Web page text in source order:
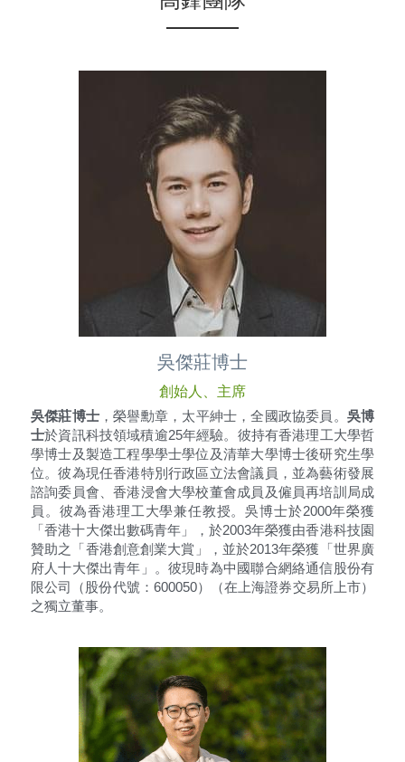
吳傑莊博士
創始人、主席
吳傑莊博士 ，榮譽勳章，太平紳士 ，全國政協委員 。 吳博
士於資訊科技領域積逾25年經驗。彼持有香港理工大學哲
學博士及製造工程學學士學位及清華大學博士後研究生學
位。彼為現任香港特別行政區立法會議員，並為藝術發展
諮詢委員會、香港浸會大學校董會成員及僱員再培訓局成
員。彼為香港理工大學兼任教授。吳博士於2000年榮獲
「香港十大傑出數碼青年」，於2003年榮獲由香港科技園
贊助之「香港創意創業大賞」，並於2013年榮獲「世界廣
府人十大傑出青年」。彼現時為中國聯合網絡通信股份有
限公司（股份代號：600050）（在上海證券交易所上市）
之獨立董事。